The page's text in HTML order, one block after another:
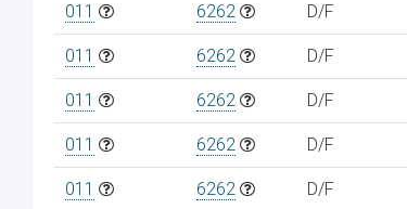
011 6262 D/F
011 6262 D/F
011 6262 D/F
011 6262 D/F
011 6262 D/F